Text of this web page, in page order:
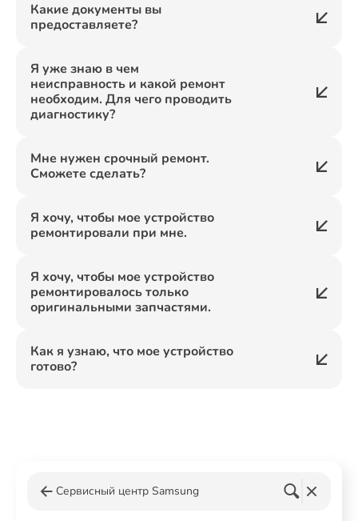
Какие документы вы
предоставляете?
Я уже знаю в чем
неисправность и какой ремонт
необходим. Для чего проводить
диагностику?
Мне нужен срочный ремонт.
Сможете сделать?
Я хочу, чтобы мое устройство
ремонтировали при мне.
Я хочу, чтобы мое устройство
ремонтировалось только
оригинальными запчастями.
Как я узнаю, что мое устройство
готово?
Сервисный центр Samsung